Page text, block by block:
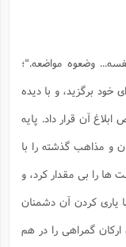
وضعوه مواضعه."؛
خود برگزيد، و با ديده
آن قرار داد. پايه
و مذاهب گذشته را با
ها را بى مقدار كرد، و
يارى كردن آن دشمنان
گمراهى را در هم